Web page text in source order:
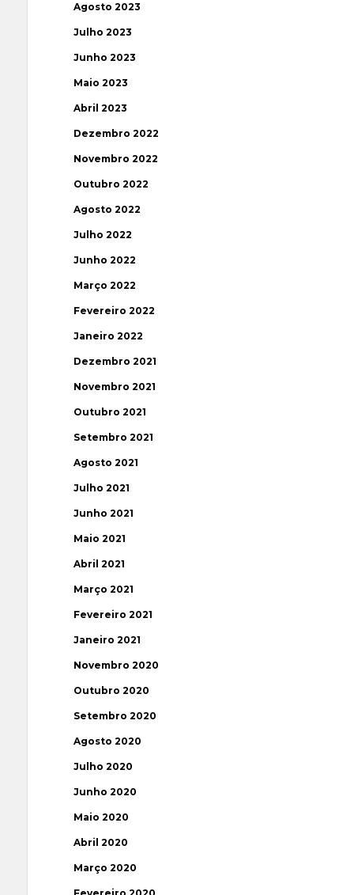
Agosto 2023
Julho 2023
Junho 2023
Maio 2023
Abril 2023
Dezembro 2022
Novembro 2022
Outubro 2022
Agosto 2022
Julho 2022
Junho 2022
Março 2022
Fevereiro 2022
Janeiro 2022
Dezembro 2021
Novembro 2021
Outubro 2021
Setembro 2021
Agosto 2021
Julho 2021
Junho 2021
Maio 2021
Abril 2021
Março 2021
Fevereiro 2021
Janeiro 2021
Novembro 2020
Outubro 2020
Setembro 2020
Agosto 2020
Julho 2020
Junho 2020
Maio 2020
Abril 2020
Março 2020